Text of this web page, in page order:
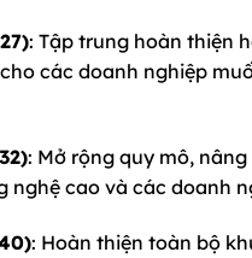
: Tập trung hoàn thiện
các doanh nghiệp
: Mở rộng quy mô,
nghệ cao và các doanh
: Hoàn thiện toàn bộ